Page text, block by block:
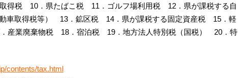
得税 10．県たばこ税 11．ゴルフ場利用税 12．県が課税する自
車取得税等） 13．鉱区税 14．県が課税する固定資産税 15．軽
産業廃棄物税 18．宿泊税 19．地方法人特別税（国税） 20．特
contents/tax.html